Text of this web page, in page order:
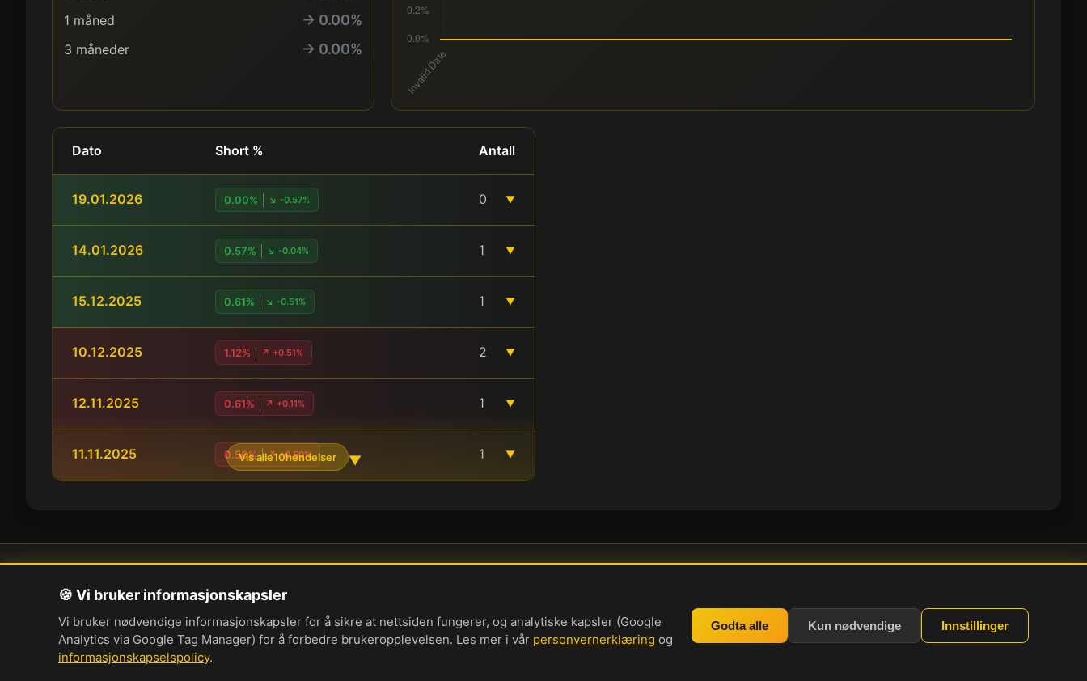
1 måned → 0.00%
3 måneder → 0.00%
Dato Short % Antall
19.01.2026 0.00% ↘ -0.57% 0 ▼
14.01.2026 0.57% ↘ -0.04% 1 ▼
15.12.2025 0.61% ↘ -0.51% 1 ▼
10.12.2025 1.12% ↗ +0.51% 2 ▼
12.11.2025 0.61% ↗ +0.11% 1 ▼
11.11.2025 0.50% ↗ +0.50% 1 ▼
Vis alle10hendelser ▼
Bli med i vår Discord-server
Investorprat 2026. Norsk forum og markedsinformasjon.
🍪 Vi bruker informasjonskapsler
Vi bruker nødvendige informasjonskapsler for å sikre at nettsiden fungerer, og analytiske kapsler (Google
Analytics via Google Tag Manager) for å forbedre brukeropplevelsen. Les mer i vår personvernerklæring og
informasjonskapselspolicy.
Godta alle Kun nødvendige Innstillinger